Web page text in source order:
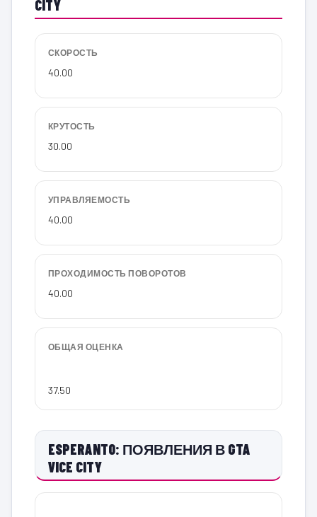
CITY
СКОРОСТЬ
40.00
КРУТОСТЬ
30.00
УПРАВЛЯЕМОСТЬ
40.00
ПРОХОДИМОСТЬ ПОВОРОТОВ
40.00
ОБЩАЯ ОЦЕНКА
37.50
ESPERANTO: ПОЯВЛЕНИЯ В GTA
VICE CITY